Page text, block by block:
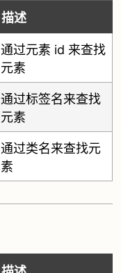
描述
通过元素 id 来查找
元素
通过标签名来查找
元素
通过类名来查找元
素